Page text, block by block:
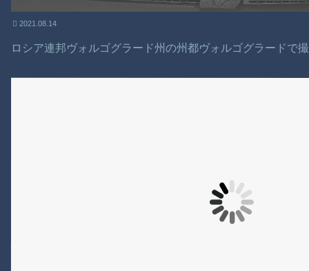
2021.08.14
ロシア連邦ヴォルゴグラード州の州都ヴォルゴグラードで